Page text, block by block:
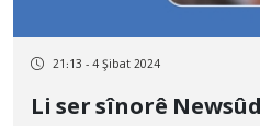
21:13 - 4 Şibat 2024
Li ser sînorê